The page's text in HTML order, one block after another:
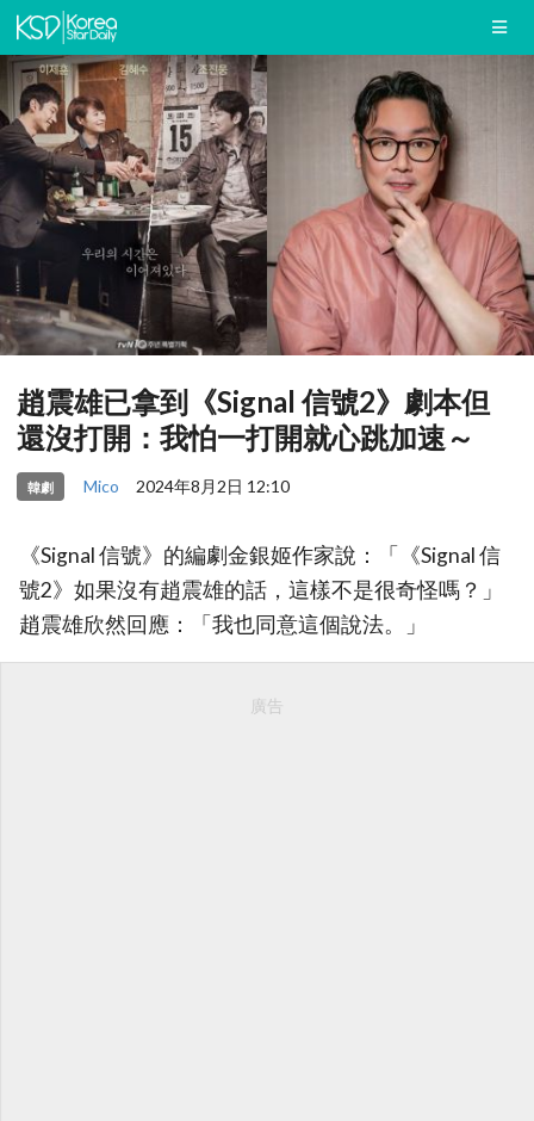
趙震雄已拿到《Signal 信號2》劇本但
還沒打開：我怕一打開就心跳加速～
韓劇 Mico 2024年8月2日 12:10
《Signal 信號》的編劇金銀姬作家說：「《Signal 信
號2》如果沒有趙震雄的話，這樣不是很奇怪嗎？」
趙震雄欣然回應：「我也同意這個說法。」
廣告